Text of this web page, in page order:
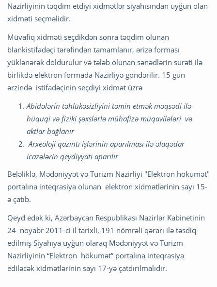
Nazirliyinin təqdim etdiyi xidmətlər siyahısından uyğun olan
xidməti seçməlidir.
Müvafiq xidməti seçdikdən sonra təqdim olunan
blankistifadəçi tərəfindən tamamlanır, ərizə forması
yüklənərək doldurulur və tələb olunan sənədlərin surəti ilə
birlikdə elektron formada Nazirliyə göndərilir. 15 gün
ərzində istifadəçinin seçdiyi xidmət üzrə
Abidələrin təhlükəsizliyini təmin etmək məqsədi ilə
hüquqi və fiziki şəxslərlə mühafizə müqavilələri və
aktlar bağlanır
Arxeoloji qazıntı işlərinin aparılması ilə əlaqədar
icazələrin qeydiyyatı aparılır
Beləliklə, Mədəniyyət və Turizm Nazirliyi "Elektron hökumət"
portalına inteqrasiya olunan elektron xidmətlərinin sayı 15-
ə çatıb.
Qeyd edək ki, Azərbaycan Respublikası Nazirlər Kabinetinin
24 noyabr 2011-ci il tarixli, 191 nömrəli qərarı ilə təsdiq
edilmiş Siyahıya uyğun olaraq Mədəniyyət və Turizm
Nazirliyinin “Elektron hökumət” portalına inteqrasiya
ediləcək xidmətlərinin sayı 17-yə çatdırılmalıdır.